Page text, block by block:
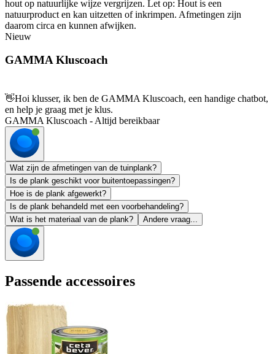
hout op natuurlijke wijze vergrijzen. Let op: Hout is een
natuurproduct en kan uitzetten of inkrimpen. Afmetingen zijn
daarom circa en kunnen afwijken.
Nieuw
GAMMA Kluscoach
👋Hoi klusser, ik ben de GAMMA Kluscoach, een handige chatbot,
en help je graag met je klus.
GAMMA Kluscoach - Altijd bereikbaar
Wat zijn de afmetingen van de tuinplank?
Is de plank geschikt voor buitentoepassingen?
Hoe is de plank afgewerkt?
Is de plank behandeld met een voorbehandeling?
Wat is het materiaal van de plank?
Andere vraag...
Passende accessoires